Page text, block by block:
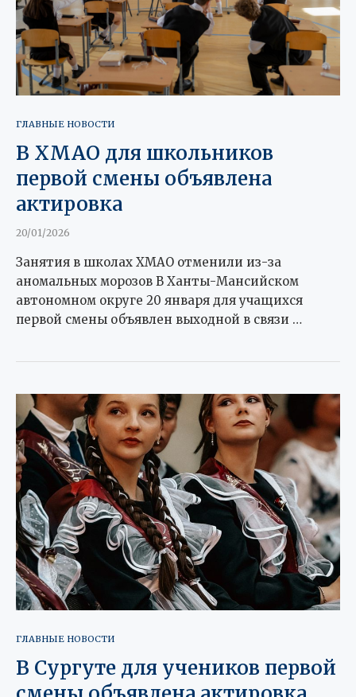
ГЛАВНЫЕ НОВОСТИ
В ХМАО для школьников
первой смены объявлена
актировка
20/01/2026
Занятия в школах ХМАО отменили из-за
аномальных морозов В Ханты-Мансийском
автономном округе 20 января для учащихся
первой смены объявлен выходной в связи …
ГЛАВНЫЕ НОВОСТИ
В Сургуте для учеников первой